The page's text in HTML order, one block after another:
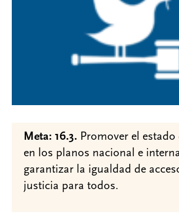
Meta: 16.3. Promover el estado
en los planos nacional e
garantizar la igualdad de
justicia para todos.